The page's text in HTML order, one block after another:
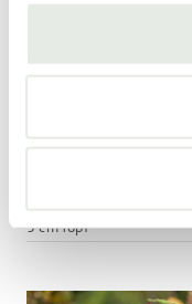
Großblumiges
Stiefmütterchen,
Viola wittrockiana
3 Stück/Packung
9 cm Topf